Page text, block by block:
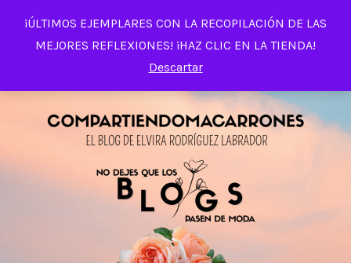
¡ÚLTIMOS EJEMPLARES CON LA RECOPILACIÓN DE LAS
MEJORES REFLEXIONES! ¡HAZ CLIC EN LA TIENDA!
Descartar
contenido